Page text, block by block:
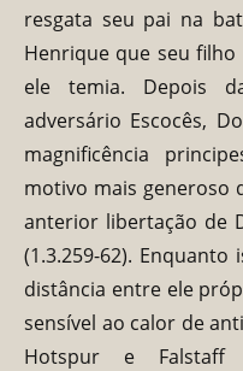
resgata seu pai na
Henrique que seu
ele temia. Depois
adversário Escocês,
magnificência
motivo mais generoso
anterior libertação de
(1.3.259-62).
distância entre ele
sensível ao calor de
Hotspur e